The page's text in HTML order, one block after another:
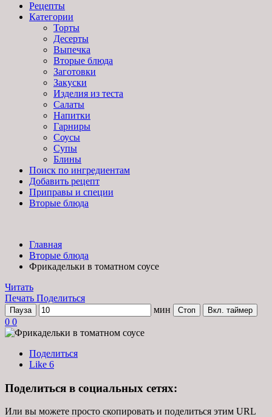
Рецепты
Категории
Торты
Десерты
Выпечка
Вторые блюда
Заготовки
Закуски
Изделия из теста
Салаты
Напитки
Гарниры
Соусы
Супы
Блины
Поиск по ингредиентам
Добавить рецепт
Приправы и специи
Вторые блюда
Главная
Вторые блюда
Фрикадельки в томатном соусе
Читать
Печать Поделиться
Пауза мин Стоп Вкл. таймер
0 0
Поделиться
Like 6
Поделиться в социальных сетях:
Или вы можете просто скопировать и поделиться этим URL